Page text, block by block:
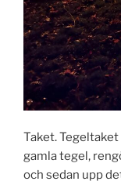
Taket.
gamla tegel,
och sedan upp